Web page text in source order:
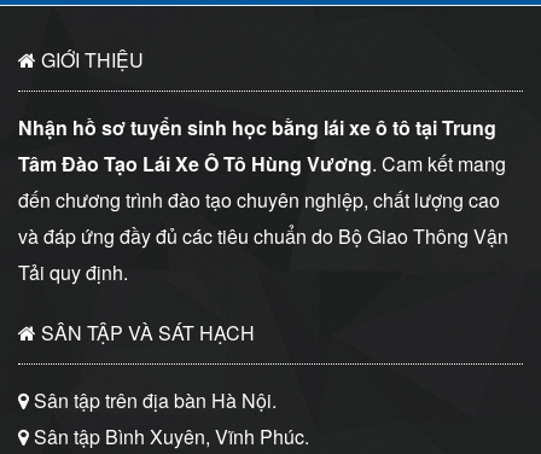
GIỚI THIỆU
Nhận hồ sơ tuyển sinh học bằng lái xe ô tô tại Trung
Tâm Đào Tạo Lái Xe Ô Tô Hùng Vương. Cam kết mang
đến chương trình đào tạo chuyên nghiệp, chất lượng cao
và đáp ứng đầy đủ các tiêu chuẩn do Bộ Giao Thông Vận
Tải quy định.
SÂN TẬP VÀ SÁT HẠCH
Sân tập trên địa bàn Hà Nội.
Sân tập Bình Xuyên, Vĩnh Phúc.